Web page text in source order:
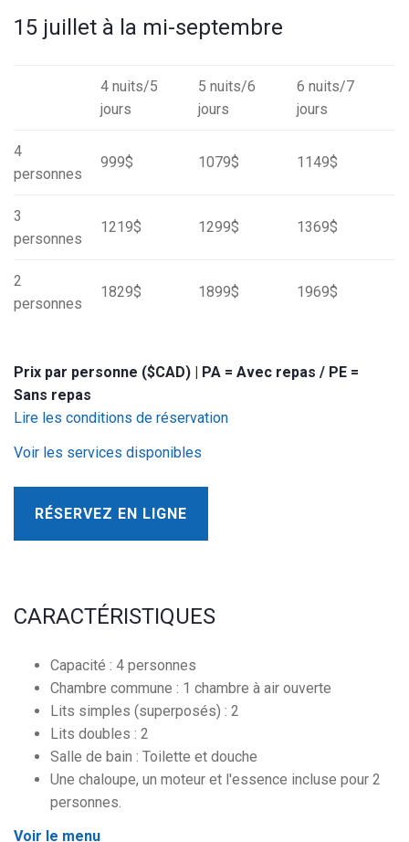
15 juillet à la mi-septembre
4 nuits/5
jours
5 nuits/6
jours
6 nuits/7
jours
4
personnes
999$ 1079$ 1149$
3
personnes
1219$ 1299$ 1369$
2
personnes
1829$ 1899$ 1969$
Prix par personne ($CAD) | PA = Avec repas / PE =
Sans repas
Lire les conditions de réservation
Voir les services disponibles
RÉSERVEZ EN LIGNE
CARACTÉRISTIQUES
Capacité : 4 personnes
Chambre commune : 1 chambre à air ouverte
Lits simples (superposés) : 2
Lits doubles : 2
Salle de bain : Toilette et douche
Une chaloupe, un moteur et l'essence incluse pour 2
personnes.
Voir le menu